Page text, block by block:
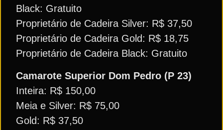
Black: Gratuito
Proprietário de Cadeira Silver: R$ 37,50
Proprietário de Cadeira Gold: R$ 18,75
Proprietário de Cadeira Black: Gratuito
Camarote Superior Dom Pedro (P 23)
Inteira: R$ 150,00
Meia e Silver: R$ 75,00
Gold: R$ 37,50